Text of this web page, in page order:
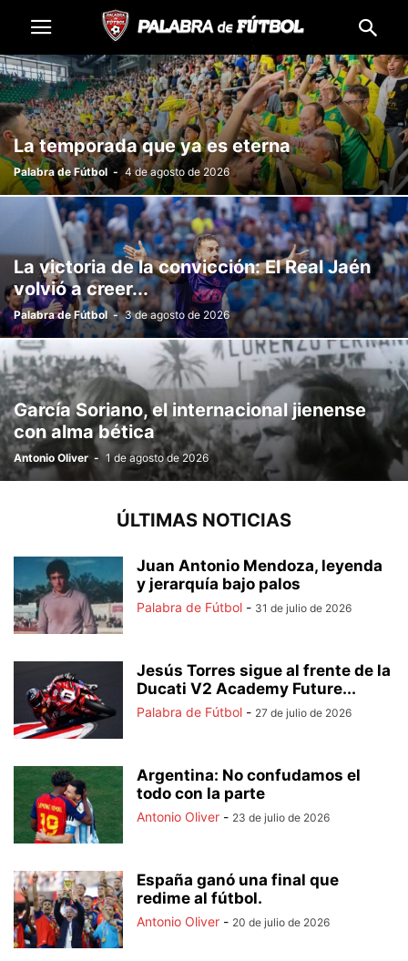
La temporada que ya es eterna
Palabra de Fútbol - 4 de agosto de 2026
La victoria de la convicción: El Real Jaén
volvió a creer...
Palabra de Fútbol - 3 de agosto de 2026
García Soriano, el internacional jienense
con alma bética
Antonio Oliver - 1 de agosto de 2026
ÚLTIMAS NOTICIAS
Juan Antonio Mendoza, leyenda
y jerarquía bajo palos
Palabra de Fútbol - 31 de julio de 2026
Jesús Torres sigue al frente de la
Ducati V2 Academy Future...
Palabra de Fútbol - 27 de julio de 2026
Argentina: No confudamos el
todo con la parte
Antonio Oliver - 23 de julio de 2026
España ganó una final que
redime al fútbol.
Antonio Oliver - 20 de julio de 2026